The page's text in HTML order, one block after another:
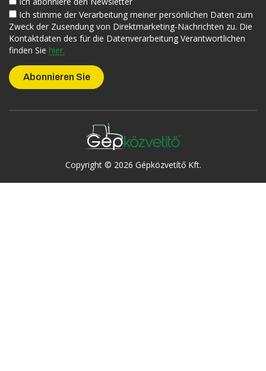
Ich stimme der Verarbeitung meiner persönlichen Daten zum
Zweck der Zusendung von Direktmarketing-Nachrichten zu. Die
Kontaktdaten des für die Datenverarbeitung Verantwortlichen
finden Sie hier.
Copyright © 2026 Gépközvetítő Kft.